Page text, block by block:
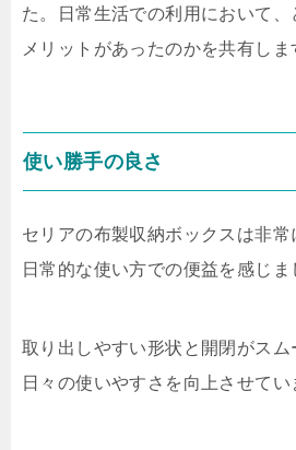
た。日常生活での利用において
メリットがあったのかを共有しま
使い勝手の良さ
セリアの布製収納ボックスは非常
日常的な使い方での便益を感じま
取り出しやすい形状と開閉がスム
日々の使いやすさを向上させてい